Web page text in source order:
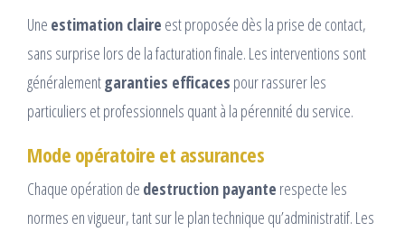
Une estimation claire est proposée dès la prise de contact,
sans surprise lors de la facturation finale. Les interventions sont
généralementgaranties efficaces pour rassurer les
particuliers et professionnels quant à la pérennité du service.
Mode opératoire et assurances
Chaque opération de destruction payante respecte les
normes en vigueur, tant sur le plan technique qu’administratif. Les